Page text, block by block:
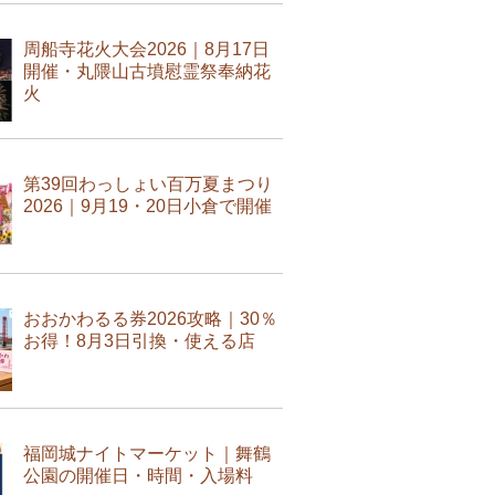
周船寺花火大会2026｜8月17日
開催・丸隈山古墳慰霊祭奉納花
火
第39回わっしょい百万夏まつり
2026｜9月19・20日小倉で開催
おおかわるる券2026攻略｜30％
お得！8月3日引換・使える店
福岡城ナイトマーケット｜舞鶴
公園の開催日・時間・入場料